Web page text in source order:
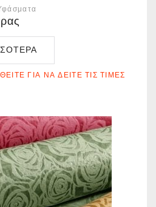
ΓΙΑ ΝΑ ΔΕΊΤΕ ΤΙΣ ΤΙΜΈΣ